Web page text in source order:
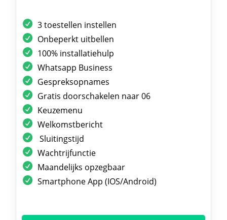
3 toestellen instellen
Onbeperkt uitbellen
100% installatiehulp
Whatsapp Business
Gespreksopnames
Gratis doorschakelen naar 06
Keuzemenu
Welkomstbericht
Sluitingstijd
Wachtrijfunctie
Maandelijks opzegbaar
Smartphone App (IOS/Android)